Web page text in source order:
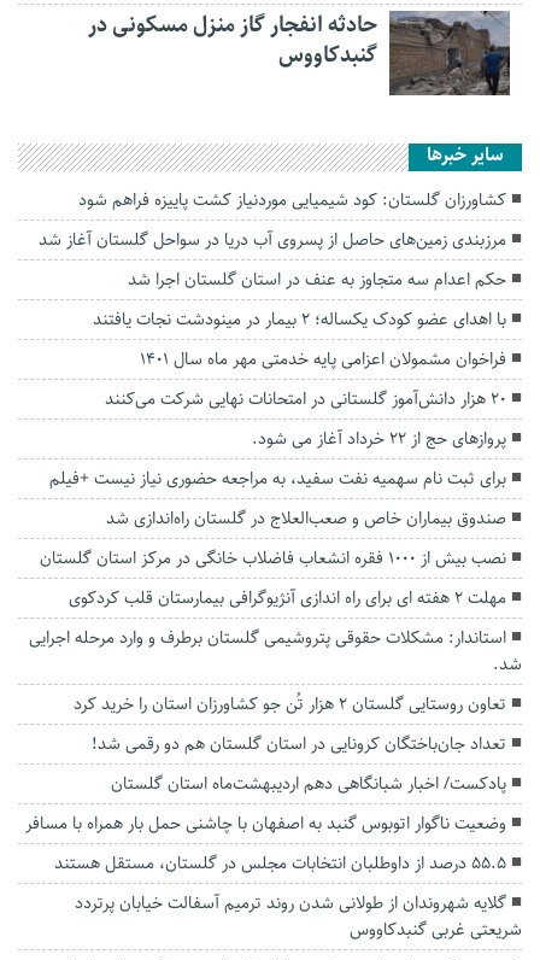
حادثه انفجار گاز منزل مسکونی در
گنبدکاووس
سایر خبرها
کشاورزان گلستان: کود شیمیایی موردنیاز کشت پاییزه فراهم شود
مرزبندی زمین‌های حاصل از پسروی آب دریا در سواحل گلستان آغاز شد
حکم اعدام سه متجاوز به عنف در استان گلستان اجرا شد
با اهدای عضو کودک یکساله؛ 2 بیمار در مینودشت نجات یافتند
فراخوان مشمولان اعزامی پایه خدمتی مهر ماه سال ۱۴۰۱
۲۰ هزار دانش‌آموز گلستانی در امتحانات نهایی شرکت می‌کنند
پرواز‌های حج از ۲۲ خرداد آغاز می شود.
برای ثبت نام سهمیه نفت سفید، به مراجعه حضوری نیاز نیست +فیلم
صندوق بیماران خاص و صعب‌العلاج در گلستان راه‌اندازی شد
نصب بیش از ۱۰۰۰ فقره انشعاب فاضلاب خانگی در مرکز استان گلستان
مهلت 2 هفته ای برای راه اندازی آنژیوگرافی بیمارستان قلب کردکوی
استاندار: مشکلات حقوقی پتروشیمی گلستان برطرف و وارد مرحله اجرایی
شد.
تعاون روستایی گلستان ۲ هزار تُن جو کشاورزان استان را خرید کرد
تعداد جان‌باختگان کرونایی در استان گلستان هم دو رقمی شد!
پادکست/ اخبار شبانگاهی دهم اردیبهشت‌ماه استان گلستان
وضعیت ناگوار اتوبوس گنبد به اصفهان با چاشنی حمل بار همراه با مسافر
۵۵.۵ درصد از داوطلبان انتخابات مجلس در گلستان، مستقل هستند
گلایه شهروندان از طولانی شدن روند ترمیم آسفالت خیابان پرتردد
شریعتی غربی گنبدکاووس